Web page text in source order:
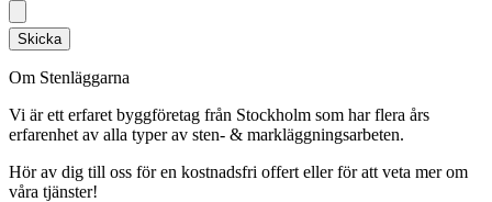
Skicka
Om Stenläggarna
Vi är ett erfaret byggföretag från Stockholm som har flera års
erfarenhet av alla typer av sten- & markläggningsarbeten.
Hör av dig till oss för en kostnadsfri offert eller för att veta mer om
våra tjänster!